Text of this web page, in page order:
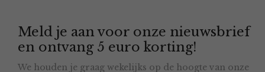
Meld je aan voor onze nieuwsbrief
en ontvang 5 euro korting!
We houden je graag wekelijks op de hoogte van onze